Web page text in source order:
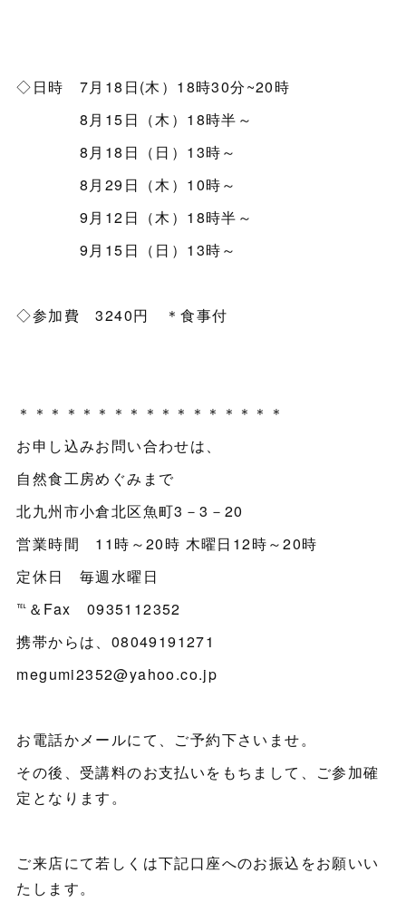
◇日時 7月18日(木）18時30分~20時
8月15日（木）18時半～
8月18日（日）13時～
8月29日（木）10時～
9月12日（木）18時半～
9月15日（日）13時～
◇参加費 3240円 ＊食事付
＊＊＊＊＊＊＊＊＊＊＊＊＊＊＊＊＊
お申し込みお問い合わせは、
自然食工房めぐみまで
北九州市小倉北区魚町3－3－20
営業時間 11時～20時 木曜日12時～20時
定休日 毎週水曜日
℡＆Fax 0935112352
携帯からは、08049191271
megumi2352@yahoo.co.jp
お電話かメールにて、ご予約下さいませ。
その後、受講料のお支払いをもちまして、ご参加確
定となります。
ご来店にて若しくは下記口座へのお振込をお願いい
たします。